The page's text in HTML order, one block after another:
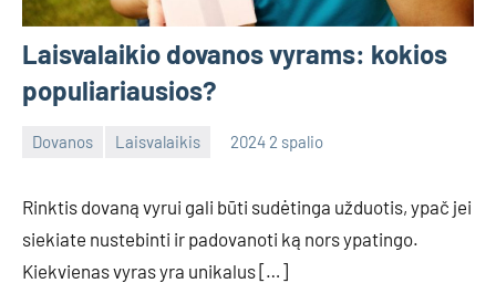
Laisvalaikio dovanos vyrams: kokios
populiariausios?
Dovanos Laisvalaikis 2024 2 spalio
Rinktis dovaną vyrui gali būti sudėtinga užduotis, ypač jei
siekiate nustebinti ir padovanoti ką nors ypatingo.
Kiekvienas vyras yra unikalus […]